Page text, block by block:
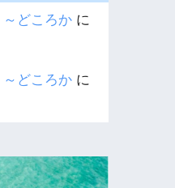
どころか に
どころか に